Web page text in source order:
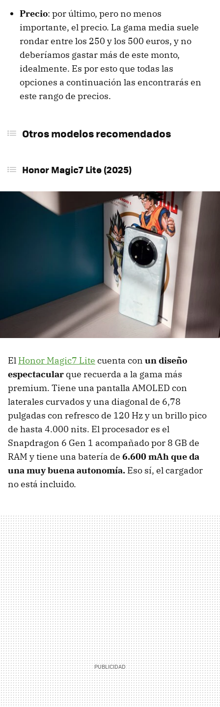
Precio: por último, pero no menos
importante, el precio. La gama media suele
rondar entre los 250 y los 500 euros, y no
deberíamos gastar más de este monto,
idealmente. Es por esto que todas las
opciones a continuación las encontrarás en
este rango de precios.
Otros modelos recomendados
Honor Magic7 Lite (2025)
El Honor Magic7 Lite cuenta con un diseño
espectacular que recuerda a la gama más
premium. Tiene una pantalla AMOLED con
laterales curvados y una diagonal de 6,78
pulgadas con refresco de 120 Hz y un brillo pico
de hasta 4.000 nits. El procesador es el
Snapdragon 6 Gen 1 acompañado por 8 GB de
RAM y tiene una batería de 6.600 mAh que da
una muy buena autonomía. Eso sí, el cargador
no está incluido.